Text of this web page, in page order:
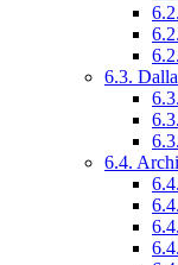
6.3.
6.4.